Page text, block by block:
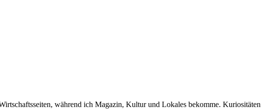
während ich Magazin, Kultur und Lokales bekomme. Kuriositäten